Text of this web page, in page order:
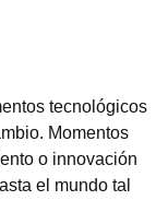
tecnológicos
Momentos
o innovación
el mundo tal